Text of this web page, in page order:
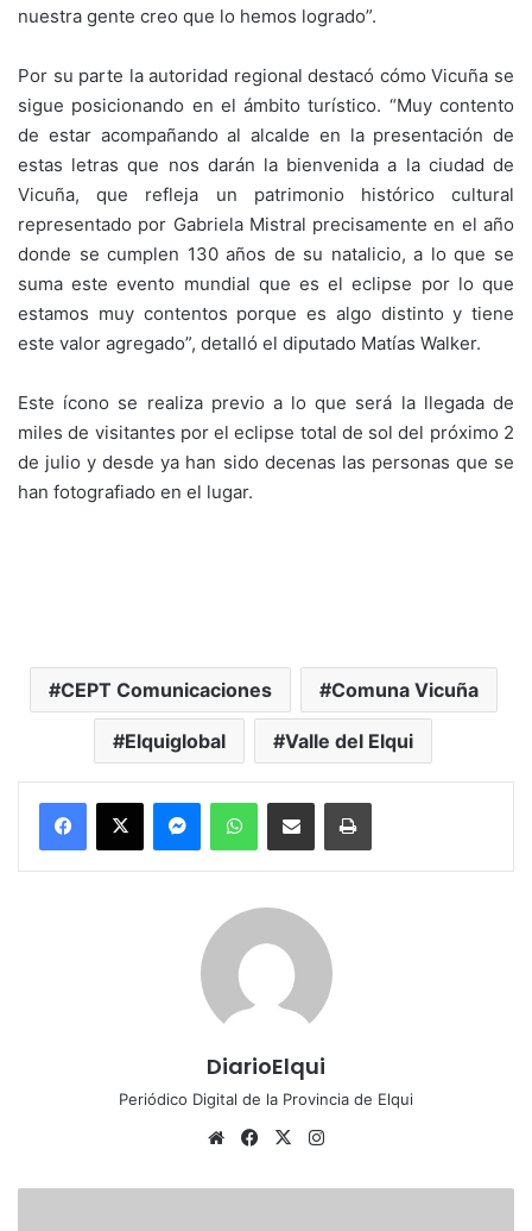
nuestra gente creo que lo hemos logrado”.
Por su parte la autoridad regional destacó cómo Vicuña se
sigue posicionando en el ámbito turístico. “Muy contento
de estar acompañando al alcalde en la presentación de
estas letras que nos darán la bienvenida a la ciudad de
Vicuña, que refleja un patrimonio histórico cultural
representado por Gabriela Mistral precisamente en el año
donde se cumplen 130 años de su natalicio, a lo que se
suma este evento mundial que es el eclipse por lo que
estamos muy contentos porque es algo distinto y tiene
este valor agregado”, detalló el diputado Matías Walker.
Este ícono se realiza previo a lo que será la llegada de
miles de visitantes por el eclipse total de sol del próximo 2
de julio y desde ya han sido decenas las personas que se
han fotografiado en el lugar.
CEPT Comunicaciones Comuna Vicuña
Elquiglobal Valle del Elqui
DiarioElqui
Periódico Digital de la Provincia de Elqui
Siti
we
Fa
bo
X
ra